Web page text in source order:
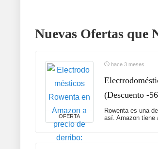
Nuevas Ofertas que
OFERTA
hace 3 meses
(Descuento -
Rowenta es una
así. Amazon tiene